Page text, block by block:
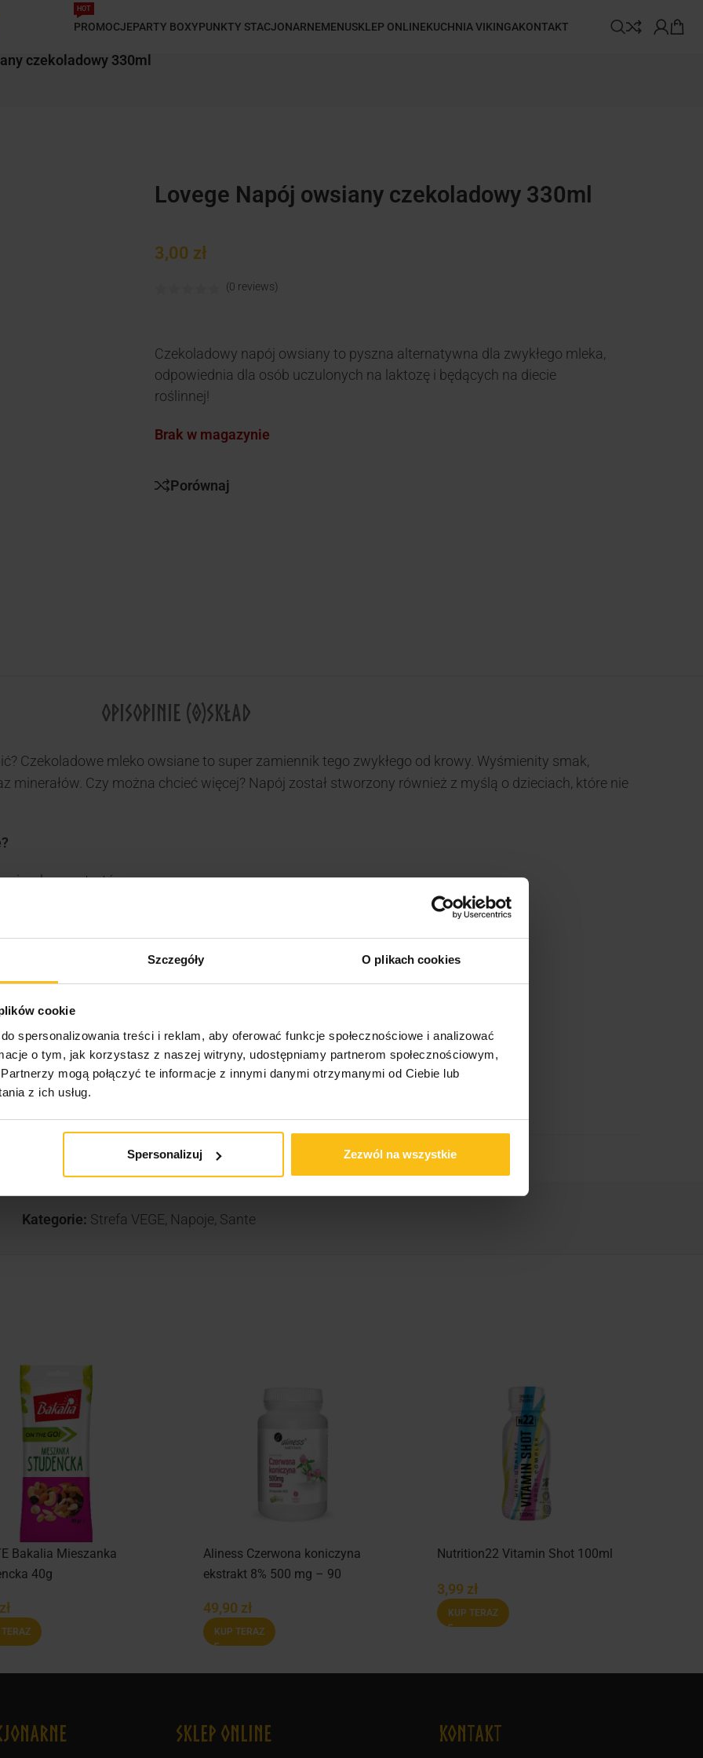
Szczegóły O plikach cookies
cookie
spersonalizowania treści i reklam, aby oferować funkcje społecznościowe i analizować
o tym, jak korzystasz z naszej witryny, udostępniamy partnerom społecznościowym,
mogą połączyć te informacje z innymi danymi otrzymanymi od Ciebie lub
z ich usług.
Spersonalizuj Zezwól na wszystkie
PROMOCJE
HOT
PARTY BOXYPUNKTY STACJONARNEMENUSKLEP ONLINEKUCHNIA VIKINGAKONTAKT
czekoladowy 330ml
Lovege Napój owsiany czekoladowy 330ml
3,00 zł
(0 reviews)
Czekoladowy napój owsiany to pyszna alternatywna dla zwykłego mleka,
odpowiednia dla osób uczulonych na laktozę i będących na diecie
roślinnej!
Brak w magazynie
Porównaj
OPISOPINIE (0)SKŁAD
Czekoladowe mleko owsiane to super zamiennik tego zwykłego od krowy. Wyśmienity smak,
minerałów. Czy można chcieć więcej? Napój został stworzony również z myślą o dzieciach, które nie
nie z koncentratów
i obniżony ślad węglowy
nasyconych
Kategorie: Strefa VEGE, Napoje, Sante
Bakalia Mieszanka
40g
zł
TERAZ
Aliness Czerwona koniczyna
ekstrakt 8% 500 mg – 90
49,90 zł
KUP TERAZ
Nutrition22 Vitamin Shot 100ml
3,99 zł
KUP TERAZ
Sklep online KONTAKT